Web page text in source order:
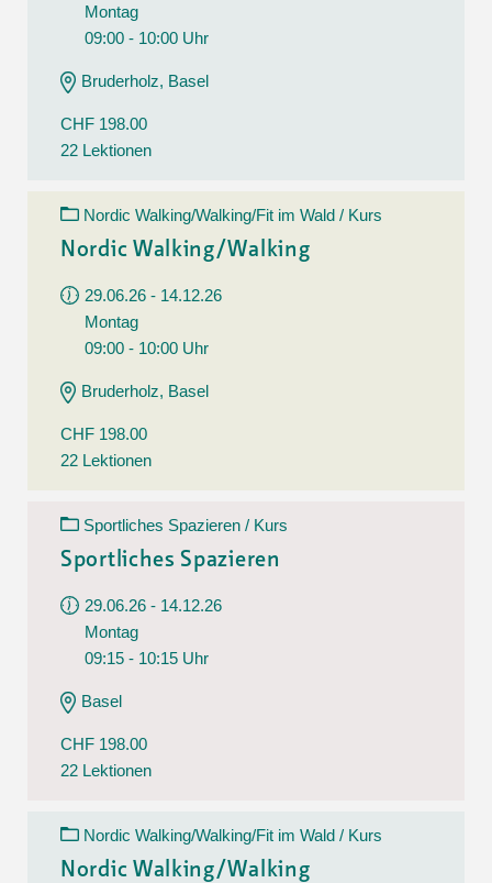
Montag
09:00 - 10:00 Uhr
Bruderholz, Basel
CHF 198.00
22 Lektionen
Nordic Walking/Walking/Fit im Wald / Kurs
Nordic Walking/Walking
29.06.26 - 14.12.26
Montag
09:00 - 10:00 Uhr
Bruderholz, Basel
CHF 198.00
22 Lektionen
Sportliches Spazieren / Kurs
Sportliches Spazieren
29.06.26 - 14.12.26
Montag
09:15 - 10:15 Uhr
Basel
CHF 198.00
22 Lektionen
Nordic Walking/Walking/Fit im Wald / Kurs
Nordic Walking/Walking